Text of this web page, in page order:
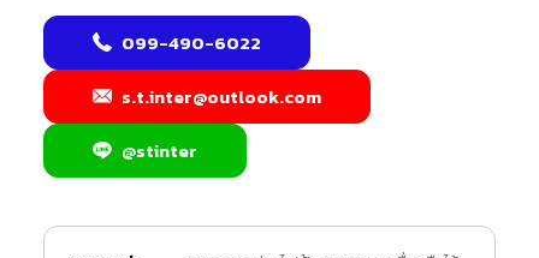
099-490-6022
s.t.inter@outlook.com
@stinter